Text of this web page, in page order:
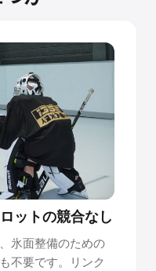
ど、滑りが良くなりま
、精密に加工されたジ
出します。継ぎ目は
ん
です。
ト、スポーツフローリ
の上に直接敷設されま
です。Premiumパネル
ルです。
ットの競合なし
氷面整備のための
不要です。リンク